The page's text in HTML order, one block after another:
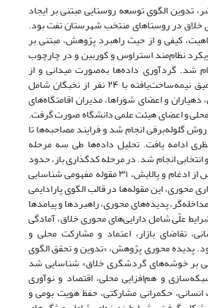
الگوی توسعه روستایی مبتنی بر ایجاد
در روستاهای منتخب شهرستان تفت بود.
کیفی و از حیث راهبرد پژوهش، مبتنی بر
نظام‌مند استراوس و کوربین و در چارچوب
شد. گردآوری داده‌ها به‌صورت میدانی و از
طریق مصاحبه‌های عمیق نیمه‌ساخت‌یافته با ۲۴ نفر از نخبگان شامل
و اعضای شوراها، مدیران اقامتگاه‌های
محلی و اعضای هیئت علمی دانشگاه صورت گرفت.
گلوله‌برفی انجام شد و فرایند مصاحبه‌ها تا
ادامه یافت. تحلیل داده‌ها طی سه مرحله
انتخابی انجام شد. در مرحله کدگذاری باز، حدود
۲۲۰ کد استخراج و پس از ادغام و پالایش، ۳۱ مقوله مفهومی شناسایی
محوری، این مقوله‌ها در قالب الگوی پارادایمی
پدیده‌های محوری، راهبردها و پیامدها
علّی شامل دارایی‌های محوری خلاق، آمادگی
تقاضای بازار، اعتماد و مشارکت محلی و
پدیده محوری پژوهش، «تدوین و تحقق الگوی
بر خوشه‌های گردشگری خلاق» شناسایی شد
و هم‌افزایی محلی، اقتصاد و نوآوری
حکمرانی مشارکتی، حفظ هویت بومی و